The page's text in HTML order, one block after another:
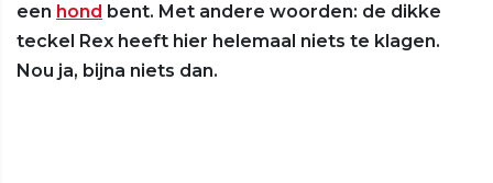
een hond bent. Met andere woorden: de dikke
teckel Rex heeft hier helemaal niets te klagen.
Nou ja, bijna niets dan.